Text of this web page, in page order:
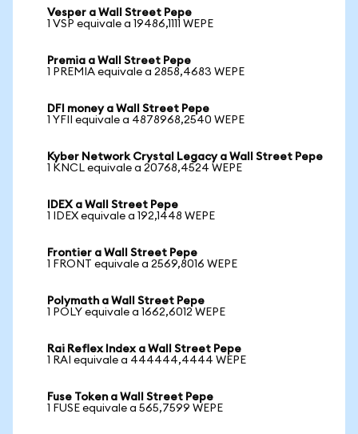
Vesper a Wall Street Pepe
1 VSP equivale a 19486,1111 WEPE
Premia a Wall Street Pepe
1 PREMIA equivale a 2858,4683 WEPE
DFI money a Wall Street Pepe
1 YFII equivale a 4878968,2540 WEPE
Kyber Network Crystal Legacy a Wall Street Pepe
1 KNCL equivale a 20768,4524 WEPE
IDEX a Wall Street Pepe
1 IDEX equivale a 192,1448 WEPE
Frontier a Wall Street Pepe
1 FRONT equivale a 2569,8016 WEPE
Polymath a Wall Street Pepe
1 POLY equivale a 1662,6012 WEPE
Rai Reflex Index a Wall Street Pepe
1 RAI equivale a 444444,4444 WEPE
Fuse Token a Wall Street Pepe
1 FUSE equivale a 565,7599 WEPE